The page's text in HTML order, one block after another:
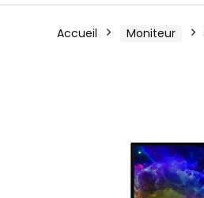
Accueil Moniteur